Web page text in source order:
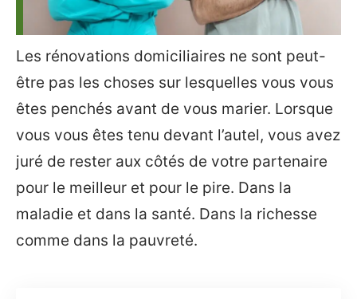
Les rénovations domiciliaires ne sont peut-
être pas les choses sur lesquelles vous vous
êtes penchés avant de vous marier. Lorsque
vous vous êtes tenu devant l’autel, vous avez
juré de rester aux côtés de votre partenaire
pour le meilleur et pour le pire. Dans la
maladie et dans la santé. Dans la richesse
comme dans la pauvreté.